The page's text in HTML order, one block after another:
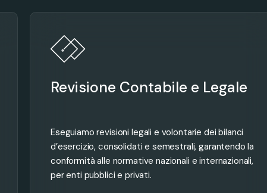
Revisione Contabile e Legale
Eseguiamo revisioni legali e volontarie dei bilanci
d’esercizio, consolidati e semestrali, garantendo la
conformità alle normative nazionali e internazionali,
per enti pubblici e privati.